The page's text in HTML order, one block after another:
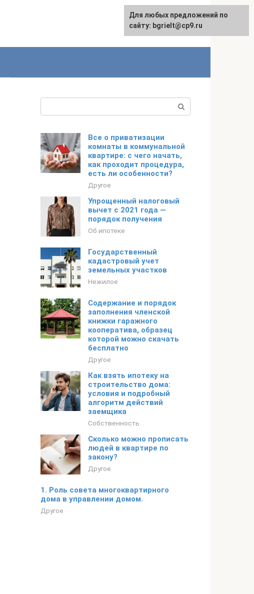
English
Все о приватизации
комнаты в коммунальной
квартире: с чего начать,
как проходит процедура,
есть ли особенности?
Другое
Упрощенный налоговый
вычет с 2021 года —
порядок получения
Об ипотеке
Государственный
кадастровый учет
земельных участков
Нежилое
Содержание и порядок
заполнения членской
книжки гаражного
кооператива, образец
которой можно скачать
бесплатно
Другое
Как взять ипотеку на
строительство дома:
условия и подробный
алгоритм действий
заемщика
Собственность
Сколько можно прописать
людей в квартире по
закону?
Другое
1. Роль совета многоквартирного
дома в управлении домом.
Другое
Для любых предложений по
сайту: bgrielt@cp9.ru